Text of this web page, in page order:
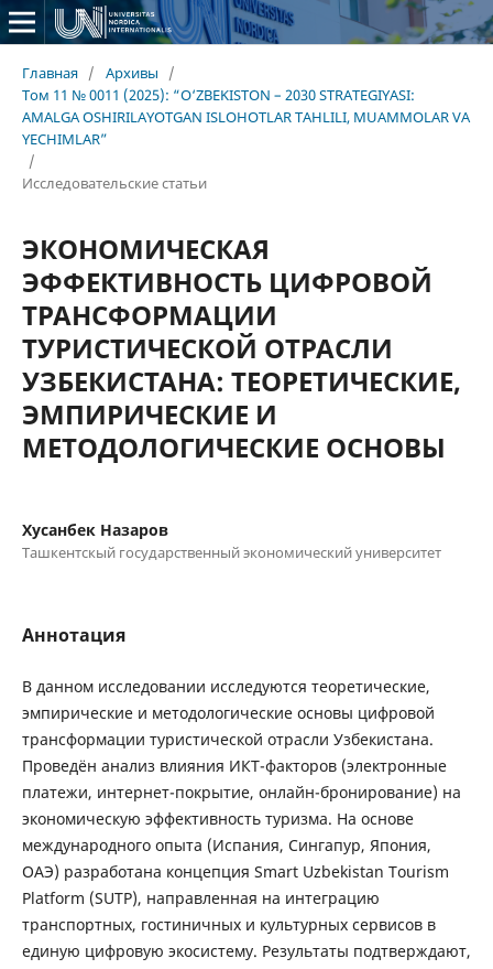
Главная / Архивы
/
Том 11 № 0011 (2025): “O‘ZBEKISTON – 2030 STRATEGIYASI:
AMALGA OSHIRILAYOTGAN ISLOHOTLAR TAHLILI, MUAMMOLAR VA
YECHIMLAR”
/
Исследовательские статьи
ЭКОНОМИЧЕСКАЯ
ЭФФЕКТИВНОСТЬ ЦИФРОВОЙ
ТРАНСФОРМАЦИИ
ТУРИСТИЧЕСКОЙ ОТРАСЛИ
УЗБЕКИСТАНА: ТЕОРЕТИЧЕСКИЕ,
ЭМПИРИЧЕСКИЕ И
МЕТОДОЛОГИЧЕСКИЕ ОСНОВЫ
Хусанбек Назаров
Ташкентскый государственный экономический университет
Аннотация
В данном исследовании исследуются теоретические,
эмпирические и методологические основы цифровой
трансформации туристической отрасли Узбекистана.
Проведён анализ влияния ИКТ-факторов (электронные
платежи, интернет-покрытие, онлайн-бронирование) на
экономическую эффективность туризма. На основе
международного опыта (Испания, Сингапур, Япония,
ОАЭ) разработана концепция Smart Uzbekistan Tourism
Platform (SUTP), направленная на интеграцию
транспортных, гостиничных и культурных сервисов в
единую цифровую экосистему. Результаты подтверждают,